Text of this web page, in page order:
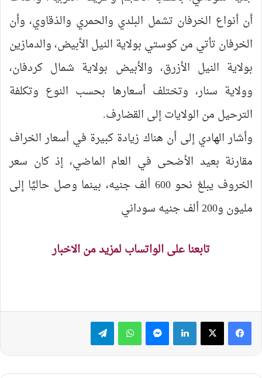
أن أنواع الخرفان تشمل البلدي والحمري والذقاوي، وأن
الخرفان تأتي من كوستي بولاية النيل الأبيض، والدمازين
بولاية النيل الأزرق، والأبيض بولاية شمال كردفان،
وولاية سنار، وتختلف أسعارها بحسب النوع وتكلفة
الترحيل من الولايات إلى القضارف.
وأشار الهادي إلى أن هناك زيادة كبيرة في أسعار الخراف
مقارنة بعيد الأضحى في العام الماضي، إذ كان سعر
الخروف يبلغ نحو 600 ألف جنيه، بينما وصل حاليًا إلى
مليون و200 ألف جنيه سوداني
تابعنا على الواتساب لمزيد من الاخبار
لينكدإن ماسنجر واتساب تيلقرام